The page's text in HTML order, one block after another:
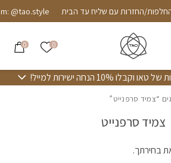
החלפות/החזרות עם שליח עד הבית @tao.style
0 הרשימה
0
10% הנחה ישירות למייל!
“צמיד סרפנייט”
צמיד סרפנייט
בחירתך.